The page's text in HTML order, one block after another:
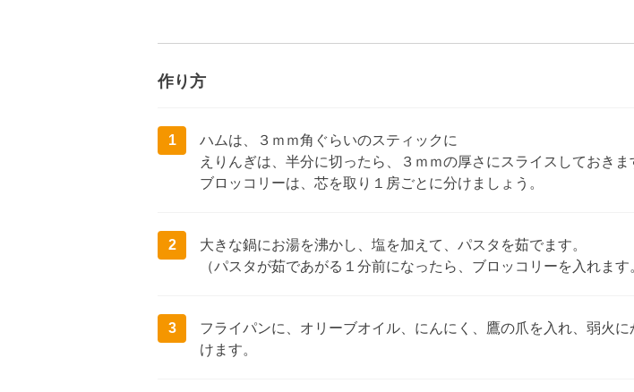
作り方
1
ハムは、３ｍｍ角ぐらいのスティックに
えりんぎは、半分に切ったら、３ｍｍの厚さにスライスしておきま
ブロッコリーは、芯を取り１房ごとに分けましょう。
2
大きな鍋にお湯を沸かし、塩を加えて、パスタを茹でます。
（パスタが茹であがる１分前になったら、ブロッコリーを入れます
3
フライパンに、オリーブオイル、にんにく、鷹の爪を入れ、弱火
けます。